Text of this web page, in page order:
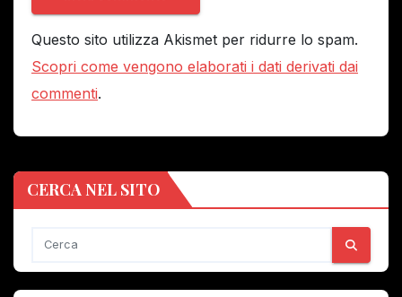
Questo sito utilizza Akismet per ridurre lo spam.
Scopri come vengono elaborati i dati derivati dai
commenti.
CERCA NEL SITO